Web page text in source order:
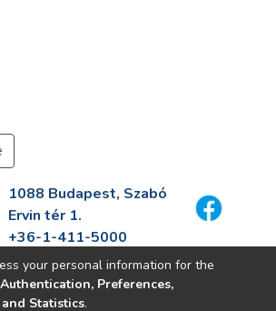
1088 Budapest, Szabó
Ervin tér 1.
+36-1-411-5000
info@fszek.hu
https://fszek.hu
your personal information for the
Authentication, Preferences,
Statistics.